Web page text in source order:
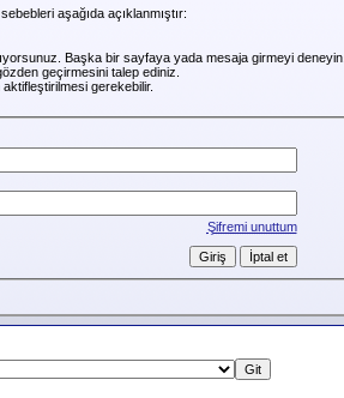
aşağıda açıklanmıştır:
Başka bir sayfaya yada mesaja girmeyi deneyin.
geçirmesini talep ediniz.
gerekebilir.
Şifremi unuttum